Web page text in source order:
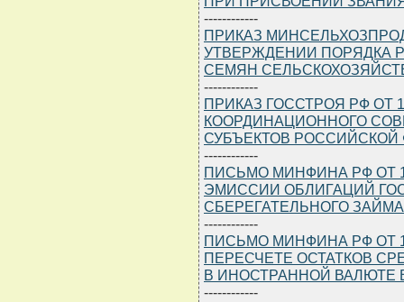
------------
ПРИКАЗ
УТВЕРЖДЕНИИ ПОРЯДКА
СЕМЯН
------------
ПРИКАЗ ГОССТРОЯ РФ ОТ
КООРДИНАЦИОННОГО
СУБЪЕКТОВ
------------
ПИСЬМО МИНФИНА РФ ОТ
ЭМИССИИ ОБЛИГАЦИЙ
СБЕРЕГАТЕЛЬНОГО ЗАЙМА
------------
ПИСЬМО МИНФИНА РФ ОТ
ПЕРЕСЧЕТЕ ОСТАТКОВ
В ИНОСТРАННОЙ ВАЛЮТЕ
------------